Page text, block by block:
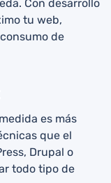
Con desarrollo
tu web,
de
es más
que el
Drupal o
todo tipo de